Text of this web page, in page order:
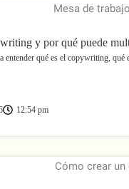
y por qué puede
entender qué es el copywriting,
12:54 pm